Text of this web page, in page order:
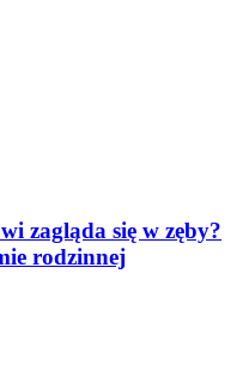
zagląda się w zęby?
rodzinnej